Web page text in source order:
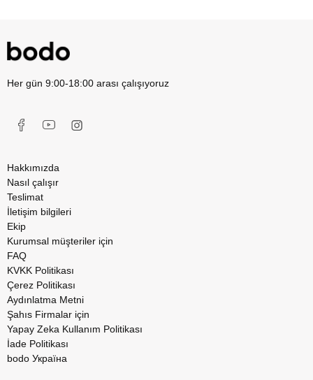
Her gün 9:00-18:00 arası çalışıyoruz
Hakkımızda
Nasıl çalışır
Teslimat
İletişim bilgileri
Ekip
Kurumsal müşteriler için
FAQ
KVKK Politikası
Çerez Politikası
Aydınlatma Metni
Şahıs Firmalar için
Yapay Zeka Kullanım Politikası
İade Politikası
bodo Україна